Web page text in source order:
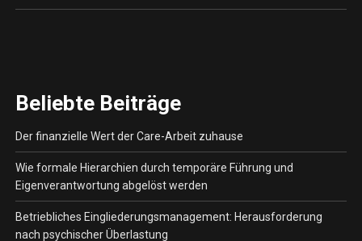
Beliebte Beiträge
Der finanzielle Wert der Care-Arbeit zuhause
Wie formale Hierarchien durch temporäre Führung und
Eigenverantwortung abgelöst werden
Betriebliches Eingliederungsmanagement: Herausforderung
nach psychischer Überlastung